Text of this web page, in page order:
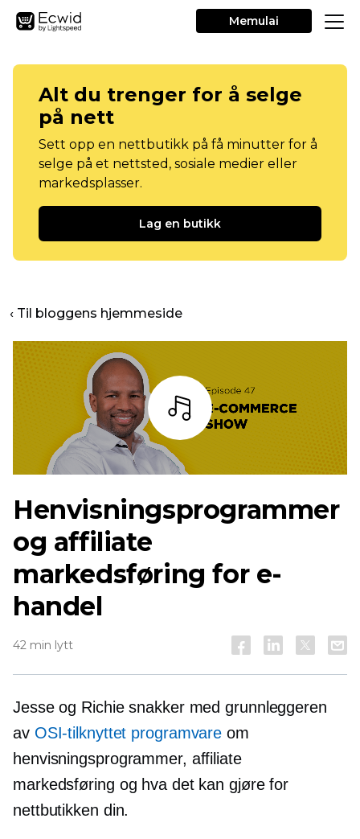
Memulai
Alt du trenger for å selge
på nett
Sett opp en nettbutikk på få minutter for å
selge på et nettsted, sosiale medier eller
markedsplasser.
Lag en butikk
‹ Til bloggens hjemmeside
Lytt
Henvisningsprogrammer
og affiliate
markedsføring for e-
handel
42 min lytt
Jesse og Richie snakker med grunnleggeren
av OSI-tilknyttet programvare om
henvisningsprogrammer, affiliate
markedsføring og hva det kan gjøre for
nettbutikken din.